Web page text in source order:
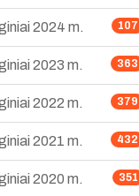
107
2024 m.
363
2023 m.
379
2022 m.
432
2021 m.
351
2020 m.